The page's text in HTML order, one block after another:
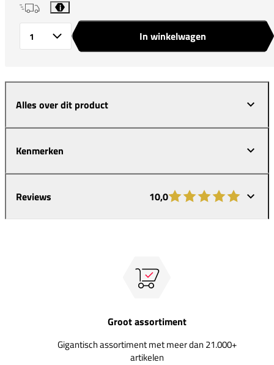
i
In winkelwagen
Alles over dit product
Kenmerken
Reviews 10,0
Groot assortiment
Gigantisch assortiment met meer dan 21.000+
artikelen